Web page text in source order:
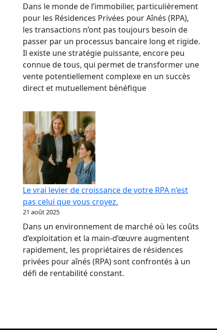
Dans le monde de l’immobilier, particulièrement
pour les Résidences Privées pour Aînés (RPA),
les transactions n’ont pas toujours besoin de
passer par un processus bancaire long et rigide.
Il existe une stratégie puissante, encore peu
connue de tous, qui permet de transformer une
vente potentiellement complexe en un succès
direct et mutuellement bénéfique
Le vrai levier de croissance de votre RPA n’est
pas celui que vous croyez.
21 août 2025
Dans un environnement de marché où les coûts
d’exploitation et la main-d’œuvre augmentent
rapidement, les propriétaires de résidences
privées pour aînés (RPA) sont confrontés à un
défi de rentabilité constant.